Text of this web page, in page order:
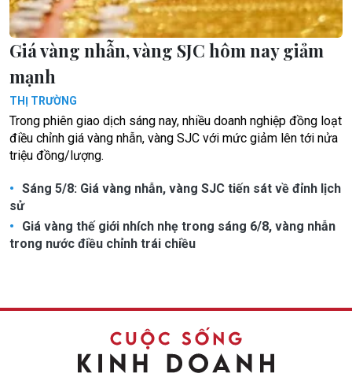
Giá vàng nhẫn, vàng SJC hôm nay giảm
mạnh
THỊ TRƯỜNG
Trong phiên giao dịch sáng nay, nhiều doanh nghiệp đồng loạt
điều chỉnh giá vàng nhẫn, vàng SJC với mức giảm lên tới nửa
triệu đồng/lượng.
Sáng 5/8: Giá vàng nhẫn, vàng SJC tiến sát về đỉnh lịch
sử
Giá vàng thế giới nhích nhẹ trong sáng 6/8, vàng nhẫn
trong nước điều chỉnh trái chiều